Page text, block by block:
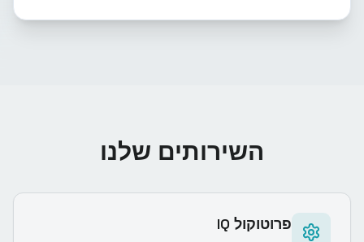
השירותים שלנו
פרוטוקול IQ